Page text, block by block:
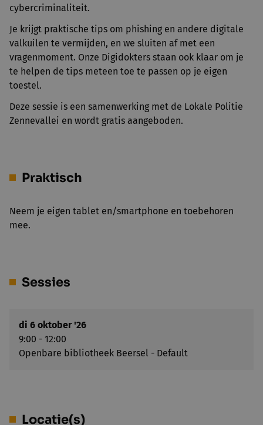
cybercriminaliteit.
Je krijgt praktische tips om phishing en andere digitale
valkuilen te vermijden, en we sluiten af met een
vragenmoment. Onze Digidokters staan ook klaar om je
te helpen de tips meteen toe te passen op je eigen
toestel.
Deze sessie is een samenwerking met de Lokale Politie
Zennevallei en wordt gratis aangeboden.
Praktisch
Neem je eigen tablet en/smartphone en toebehoren
mee.
Sessies
di 6 oktober '26
9:00 - 12:00
Openbare bibliotheek Beersel - Default
Locatie(s)